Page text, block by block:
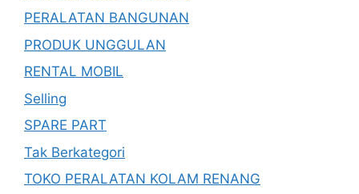
PERALATAN BANGUNAN
PRODUK UNGGULAN
RENTAL MOBIL
Selling
SPARE PART
Tak Berkategori
TOKO PERALATAN KOLAM RENANG